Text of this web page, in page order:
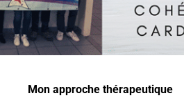
Mon approche thérapeutique